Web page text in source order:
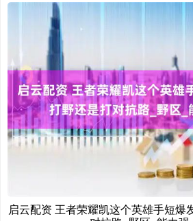
启云配资 王者荣耀凯这个英雄手短爆